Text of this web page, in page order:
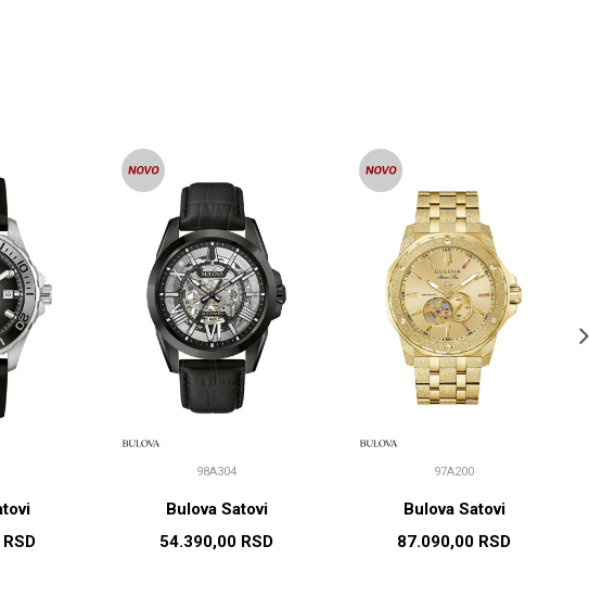
RSD
98A304
Bulova Satovi
54.390,00 RSD
97A200
Bulova Satovi
87.090,00 RSD